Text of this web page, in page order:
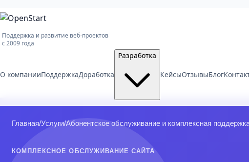
с 2009 года
Разработка
Главная/Услуги/Абонентское обслуживание и комплексная
КОМПЛЕКСНОЕ ОБСЛУЖИВАНИЕ САЙТА